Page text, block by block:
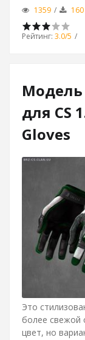
1359 160
Рейтинг: 3.0/5
Модель
для CS
Gloves
Это
более свежой
цвет, но